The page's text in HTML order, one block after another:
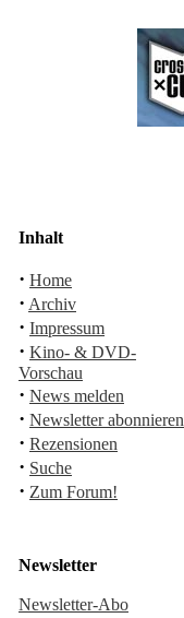
Inhalt
· Home
· Archiv
· Impressum
· Kino- & DVD-
Vorschau
· News melden
· Newsletter abonnieren
· Rezensionen
· Suche
· Zum Forum!
Newsletter
Newsletter-Abo